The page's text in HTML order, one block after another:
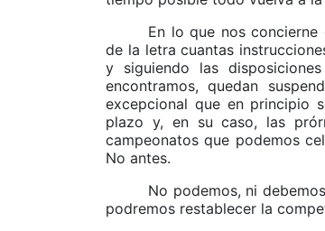
En lo que nos
de la letra cuantas
y siguiendo las
encontramos, quedan
excepcional que en principio
plazo y, en su caso, las
campeonatos que podemos
No antes.
No podemos, ni
podremos restablecer la